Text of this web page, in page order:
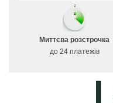
Миттєва розстрочка
до 24 платежів